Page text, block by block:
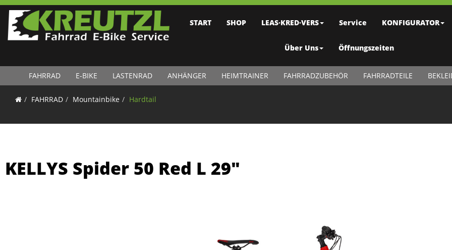
START SHOP LEAS·KRED·VERS Service KONFIGURATOR
Über Uns Öffnungszeiten
FAHRRAD E-BIKE LASTENRAD ANHÄNGER HEIMTRAINER FAHRRADZUBEHÖR FAHRRADTEILE
FAHRRAD Mountainbike Hardtail
KELLYS Spider 50 Red L 29"